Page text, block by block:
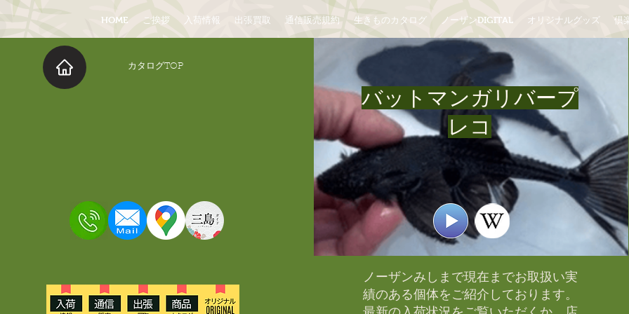
HOME ご挨拶 入荷情報 出張買取 通信販売規約 生きものカタログ ノーザンDIGITAL オリジナルグッズ 倶
​カタログTOP
バットマンガリバープ
レコ
ノーザンみしまで現在までお取扱い実
績のある個体をご紹介しております。​